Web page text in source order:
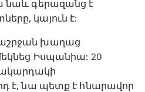
նաև գերազանց է
կայուն է:
խաղաց
Իսպանիա: 20
է, նա պետք է հնարավոր